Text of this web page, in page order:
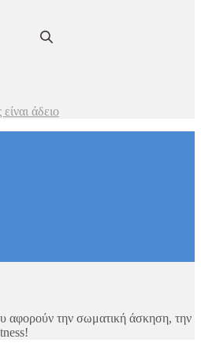
άδειο
αφορούν την σωματική άσκηση, την